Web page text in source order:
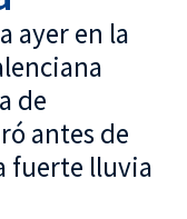
ayer en la
de
antes de
fuerte lluvia